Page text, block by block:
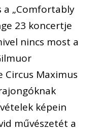
a „Comfortably
23 koncertje
nincs most a
Circus Maximus
képein
művészetét a